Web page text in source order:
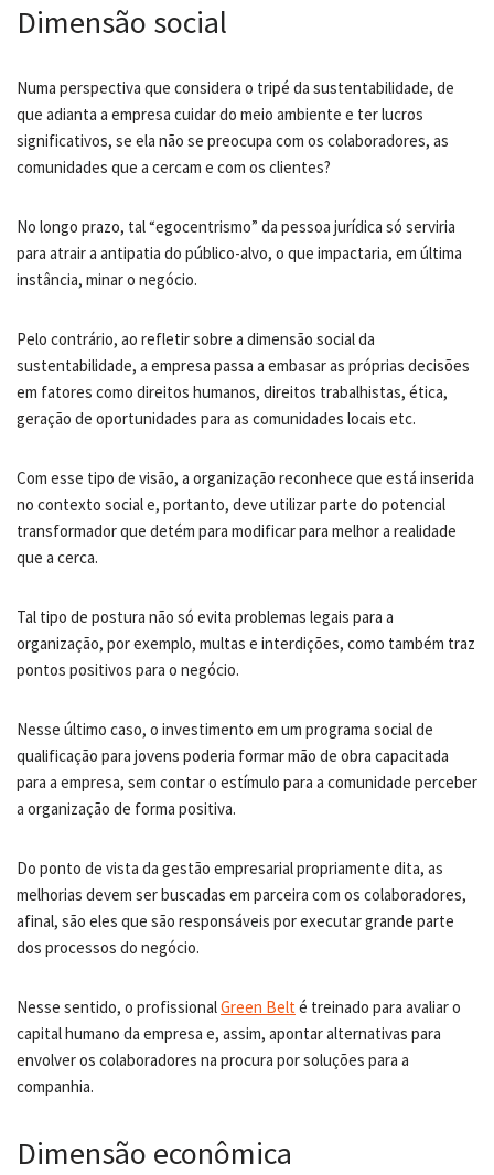
Dimensão social
Numa perspectiva que considera o tripé da sustentabilidade, de
que adianta a empresa cuidar do meio ambiente e ter lucros
significativos, se ela não se preocupa com os colaboradores, as
comunidades que a cercam e com os clientes?
No longo prazo, tal “egocentrismo” da pessoa jurídica só serviria
para atrair a antipatia do público-alvo, o que impactaria, em última
instância, minar o negócio.
Pelo contrário, ao refletir sobre a dimensão social da
sustentabilidade, a empresa passa a embasar as próprias decisões
em fatores como direitos humanos, direitos trabalhistas, ética,
geração de oportunidades para as comunidades locais etc.
Com esse tipo de visão, a organização reconhece que está inserida
no contexto social e, portanto, deve utilizar parte do potencial
transformador que detém para modificar para melhor a realidade
que a cerca.
Tal tipo de postura não só evita problemas legais para a
organização, por exemplo, multas e interdições, como também traz
pontos positivos para o negócio.
Nesse último caso, o investimento em um programa social de
qualificação para jovens poderia formar mão de obra capacitada
para a empresa, sem contar o estímulo para a comunidade perceber
a organização de forma positiva.
Do ponto de vista da gestão empresarial propriamente dita, as
melhorias devem ser buscadas em parceira com os colaboradores,
afinal, são eles que são responsáveis por executar grande parte
dos processos do negócio.
Nesse sentido, o profissionalGreen Belté treinado para avaliar o
capital humano da empresa e, assim, apontar alternativas para
envolver os colaboradores na procura por soluções para a
companhia.
Dimensão econômica